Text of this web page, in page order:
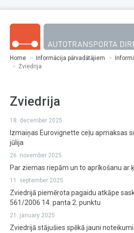
Home Informācija pārvadātājiem
Zviedrija
Zviedrija
18. december 2025
Izmaiņas Eurovignette ceļu apmaksas
jūlija
26. november 2025
Par ziemas riepām un to aprīkošanu ar
11. september 2025
Zviedrijā piemērota pagaidu atkāpe
561/2006 14. panta 2. punktu
21. january 2025
Zviedrijā stājušies spēkā jauni